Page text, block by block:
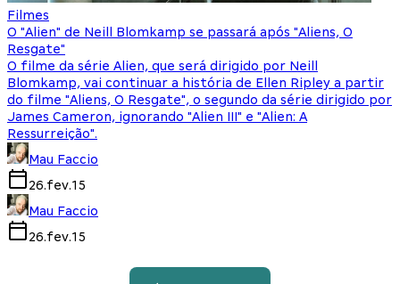
Filmes
O "Alien" de Neill Blomkamp se passará após "Aliens, O
Resgate"
O filme da série Alien, que será dirigido por Neill
Blomkamp, vai continuar a história de Ellen Ripley a partir
do filme "Aliens, O Resgate", o segundo da série dirigido por
James Cameron, ignorando "Alien III" e "Alien: A
Ressurreição".
Mau Faccio
26.fev.15
Mau Faccio
26.fev.15